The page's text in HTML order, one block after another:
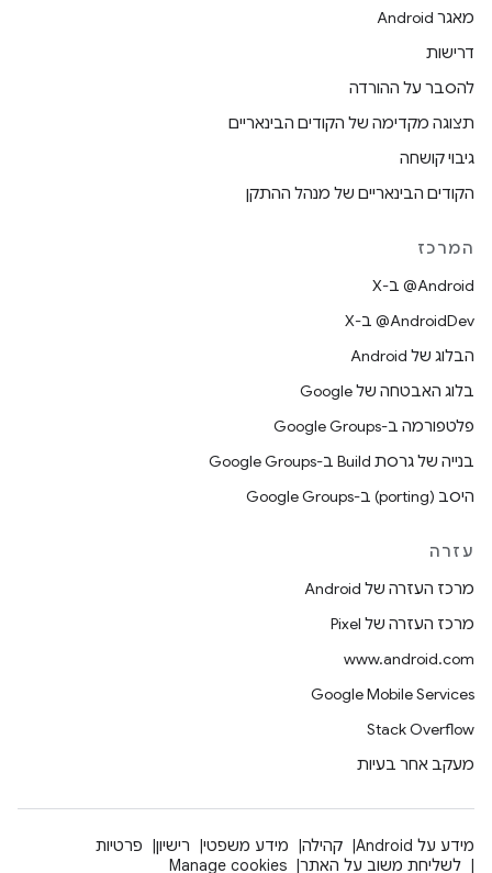
מאגר Android
דרישות
להסבר על ההורדה
תצוגה מקדימה של הקודים הבינאריים
גיבוי קושחה
הקודים הבינאריים של מנהל ההתקן
המרכז
‫‎@Android ב-X
‫‎@AndroidDev ב-X
הבלוג של Android
בלוג האבטחה של Google
פלטפורמה ב-Google Groups
בנייה של גרסת Build ב-Google Groups
היסב (porting) ב-Google Groups
עזרה
מרכז העזרה של Android
מרכז העזרה של Pixel
www.android.com
Google Mobile Services
Stack Overflow
מעקב אחר בעיות
מידע על Android קהילה מידע משפטי רישיון
פרטיות
לשליחת משוב על האתר
Manage cookies